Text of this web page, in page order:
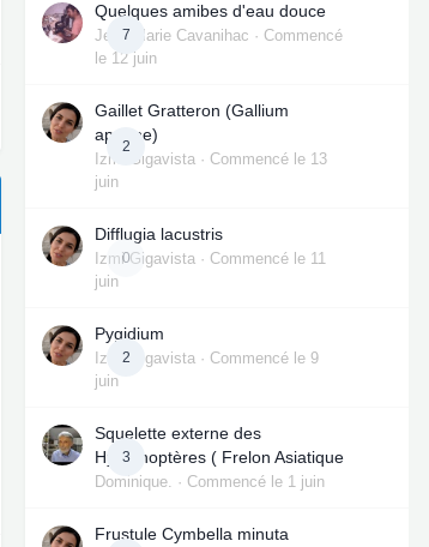
7
Quelques amibes d'eau douce
Jean Marie Cavanihac · Commencé
le 12 juin
2
Gaillet Gratteron (Gallium
aparine)
Izmi Gigavista · Commencé le 13
juin
0
Difflugia lacustris
Izmi Gigavista · Commencé le 11
juin
2
Pygidium
Izmi Gigavista · Commencé le 9
juin
3
Squelette externe des
Hyménoptères ( Frelon Asiatique
Dominique. · Commencé le 1 juin
Frustule Cymbella minuta